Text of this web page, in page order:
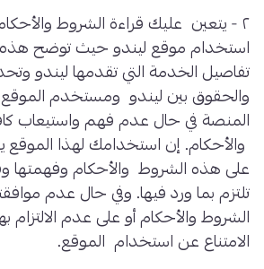
٢ - يتعين عليك قراءة الشروط
استخدام موقع ليندو حيث توضح هذه
تفاصيل الخدمة التي تقدمها ليندو
والحقوق بين ليندو ومستخدم
المنصة في حال عدم فهم واستيعاب
والأحكام. إن استخدامك لهذا الموقع
على هذه الشروط والأحكام وفهمتها
تلتزم بما ورد فيها. وفي حال عدم
الشروط والأحكام أو على عدم الالتزام
الامتناع عن استخدام الموقع.